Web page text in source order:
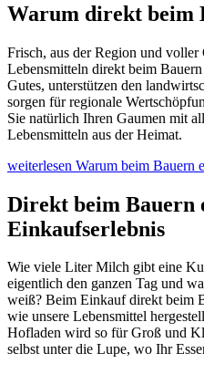
Warum direkt beim
Frisch, aus der Region und
Lebensmitteln direkt beim
Gutes, unterstützen den
sorgen für regionale
Sie natürlich Ihren Gaumen mit
Lebensmitteln aus der Heimat.
weiterlesen Warum beim Bauern
Direkt beim Bauern
Einkaufserlebnis
Wie viele Liter Milch gibt eine
eigentlich den ganzen Tag und
weiß? Beim Einkauf direkt beim
wie unsere Lebensmittel
Hofladen wird so für Groß und
selbst unter die Lupe, wo Ihr